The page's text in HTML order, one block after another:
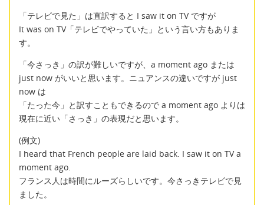
「テレビで見た」は直訳すると I saw it on TV ですが
It was on TV「テレビでやっていた」という言い方もありま
す。
「今さっき」の訳が難しいですが、a moment ago または
just now がいいと思います。ニュアンスの違いですが just
now は
「たった今」と訳すこともできるので a moment ago よりは
現在に近い「さっき」の表現だと思います。
(例文)
I heard that French people are laid back. I saw it on TV a
moment ago.
フランス人は時間にルーズらしいです。今さっきテレビで見
ました。